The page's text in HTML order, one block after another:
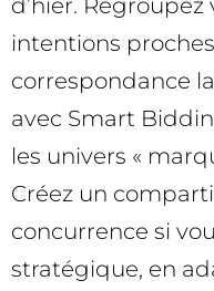
d’hier.
intentions
correspondance
avec Smart
les univers «
Créez un
concurrence si
stratégique, en